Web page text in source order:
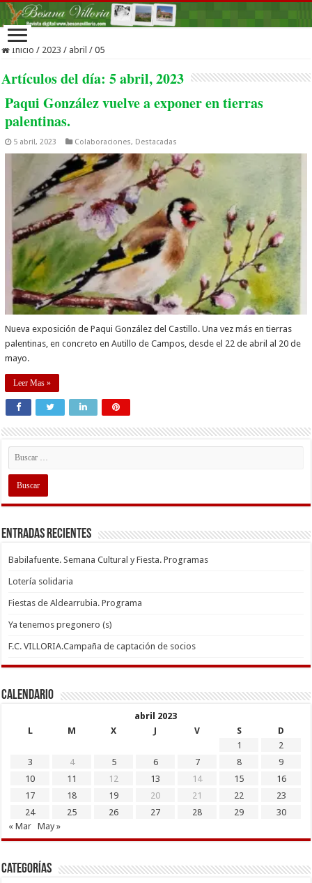
Inicio / 2023 / abril / 05
Artículos del día:5 abril, 2023
Paqui González vuelve a exponer en tierras
palentinas.
5 abril, 2023 Colaboraciones, Destacadas
Nueva exposición de Paqui González del Castillo. Una vez más en tierras
palentinas, en concreto en Autillo de Campos, desde el 22 de abril al 20 de
mayo.
Leer Mas »
Entradas recientes
Babilafuente. Semana Cultural y Fiesta. Programas
Lotería solidaria
Fiestas de Aldearrubia. Programa
Ya tenemos pregonero (s)
F.C. VILLORIA.Campaña de captación de socios
Calendario
abril 2023
L
M X J V S
D
1
2
3
4 5 6 7 8
9
10
11 12 13 14 15
16
17
18 19 20 21 22
23
24
25 26 27 28 29
30
« Mar
May »
Categorías